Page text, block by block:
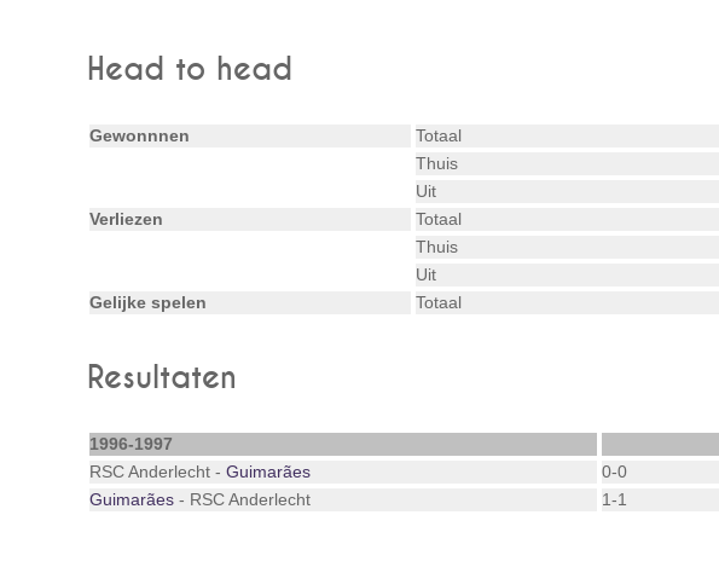
Head to head
Gewonnnen Totaal
Thuis
Uit
Verliezen
Totaal
Thuis
Uit
Gelijke spelen
Totaal
Resultaten
1996-1997
RSC Anderlecht - Guimarães
0-0
Guimarães - RSC Anderlecht 1-1